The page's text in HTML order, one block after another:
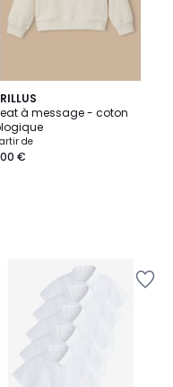
- coton
de
€